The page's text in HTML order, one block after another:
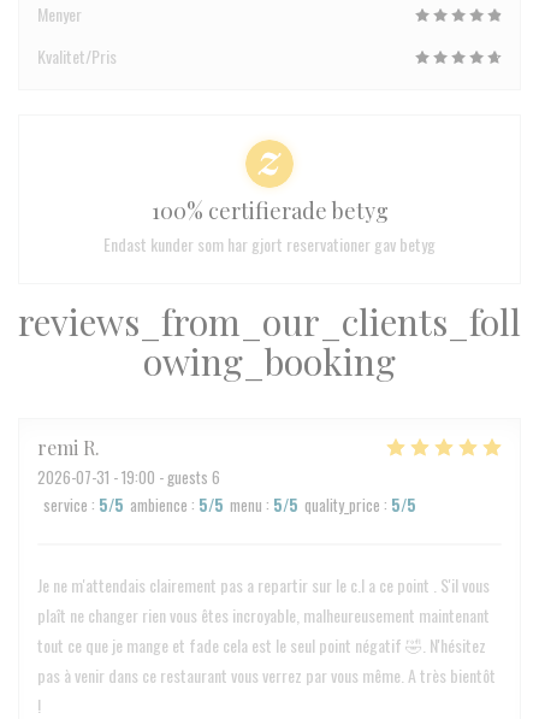
reviews_from_our_clients_foll
owing_booking
remi R
2026-07-31 - 19:00 - guests 6
service : 5/5 ambience : 5/5 menu : 5/5 quality_price : 5/5
Je ne m'attendais clairement pas a repartir sur le c.l a ce point . S'il vous
plaît ne changer rien vous êtes incroyable, malheureusement maintenant
tout ce que je mange et fade cela est le seul point négatif 🤣. N'hésitez
pas à venir dans ce restaurant vous verrez par vous même. A très bientôt
!
Menyer
Kvalitet/Pris
100% certifierade betyg
Endast kunder som har gjort reservationer gav betyg